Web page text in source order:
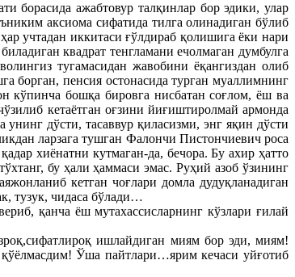
борасида ажабтовур талқинлар бор эдики, улар
аксиома сифатида тилга олинадиган бўлиб
учтадан иккитаси ғўлдираб қолишига ёки нари
квадрат тенгламани ечолмаган думбулга
тугамасидан жавобини ёқангиздан олиб
борган, пенсия остонасида турган муаллимнинг
кўпинча бошқа бировга нисбатан соғлом, ёш ва
кетаётган оғзини йиғиштиролмай армонда
дўсти, тасаввур қиласизми, энг яқин дўсти
ларзага тушган Фалончи Пистончиевич роса
хиёнатни кутмаган-да, бечора. Бу ахир ҳатто
бу ҳали ҳаммаси эмас. Руҳий азоб ўзининг
кетган чоғлари домла дудуқланадиган
тузук, чидаса бўлади…
қанча ёш мутахассисларнинг кўзлари ғилай
ишлайдиган миям бор эди, миям!
Ўша пайтлари…ярим кечаси уйғотиб